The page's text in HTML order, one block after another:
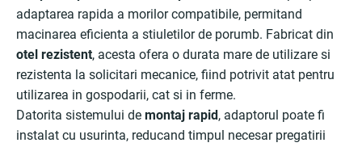
adaptarea rapida a morilor compatibile, permitand
macinarea eficienta a stiuletilor de porumb. Fabricat din
otel rezistent, acesta ofera o durata mare de utilizare si
rezistenta la solicitari mecanice, fiind potrivit atat pentru
utilizarea in gospodarii, cat si in ferme.
Datorita sistemului de montaj rapid, adaptorul poate fi
instalat cu usurinta, reducand timpul necesar pregatirii